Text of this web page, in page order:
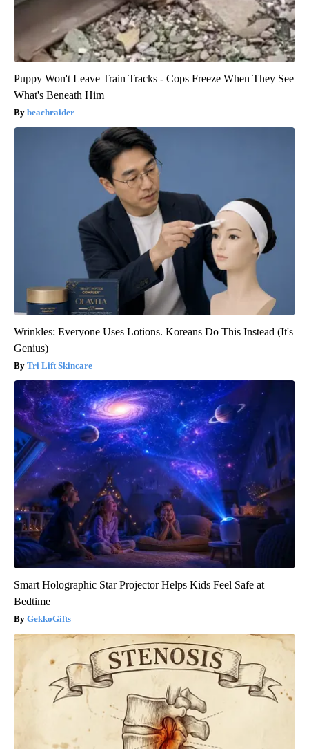
Puppy Won't Leave Train Tracks - Cops Freeze When They See
What's Beneath Him
beachraider
Wrinkles: Everyone Uses Lotions. Koreans Do This Instead (It's
Genius)
Tri Lift Skincare
Smart Holographic Star Projector Helps Kids Feel Safe at
Bedtime
GekkoGifts